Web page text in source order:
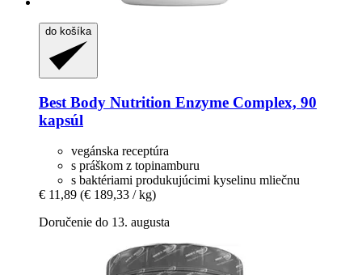
do košíka
Best Body Nutrition Enzyme Complex, 90
kapsúl
vegánska receptúra
s práškom z topinamburu
s baktériami produkujúcimi kyselinu mliečnu
€ 11,89 (€ 189,33 / kg)
Doručenie do 13. augusta